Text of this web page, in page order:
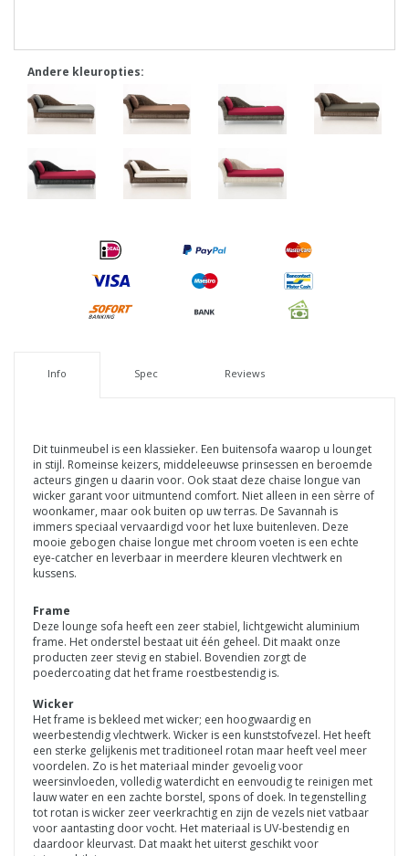
Andere kleuropties:
Info Spec Reviews
Dit tuinmeubel is een klassieker. Een buitensofa waarop u lounget
in stijl. Romeinse keizers, middeleeuwse prinsessen en beroemde
acteurs gingen u daarin voor. Ook staat deze chaise longue van
wicker garant voor uitmuntend comfort. Niet alleen in een sèrre of
woonkamer, maar ook buiten op uw terras. De Savannah is
immers speciaal vervaardigd voor het luxe buitenleven. Deze
mooie gebogen chaise longue met chroom voeten is een echte
eye-catcher en leverbaar in meerdere kleuren vlechtwerk en
kussens.
Frame
Deze lounge sofa heeft een zeer stabiel, lichtgewicht aluminium
frame. Het onderstel bestaat uit één geheel. Dit maakt onze
producten zeer stevig en stabiel. Bovendien zorgt de
poedercoating dat het frame roestbestendig is.
Wicker
Het frame is bekleed met wicker; een hoogwaardig en
weerbestendig vlechtwerk. Wicker is een kunststofvezel. Het heeft
een sterke gelijkenis met traditioneel rotan maar heeft veel meer
voordelen. Zo is het materiaal minder gevoelig voor
weersinvloeden, volledig waterdicht en eenvoudig te reinigen met
lauw water en een zachte borstel, spons of doek. In tegenstelling
tot rotan is wicker zeer veerkrachtig en zijn de vezels niet vatbaar
voor aantasting door vocht. Het materiaal is UV-bestendig en
daardoor kleurvast. Dat maakt het uiterst geschikt voor